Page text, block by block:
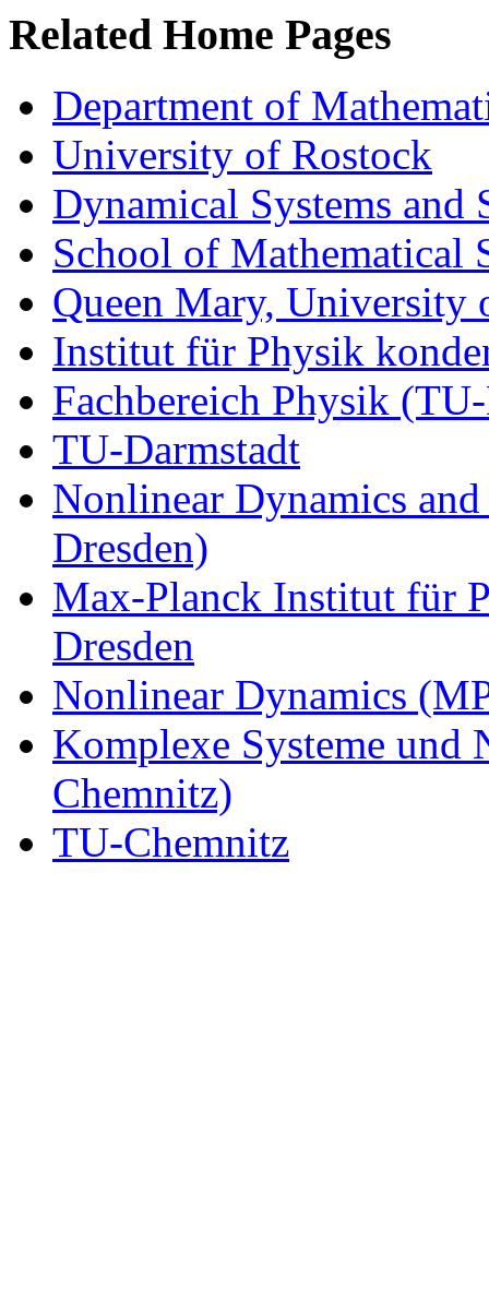
Related Home Pages
Department of
University of Rostock
Dynamical Systems
School of Mathematical
Queen Mary, University
Institut für Physik
Fachbereich Physik
TU-Darmstadt
Nonlinear Dynamics
Dresden)
Max-Planck Institut für
Dresden
Nonlinear Dynamics
Komplexe Systeme
Chemnitz)
TU-Chemnitz